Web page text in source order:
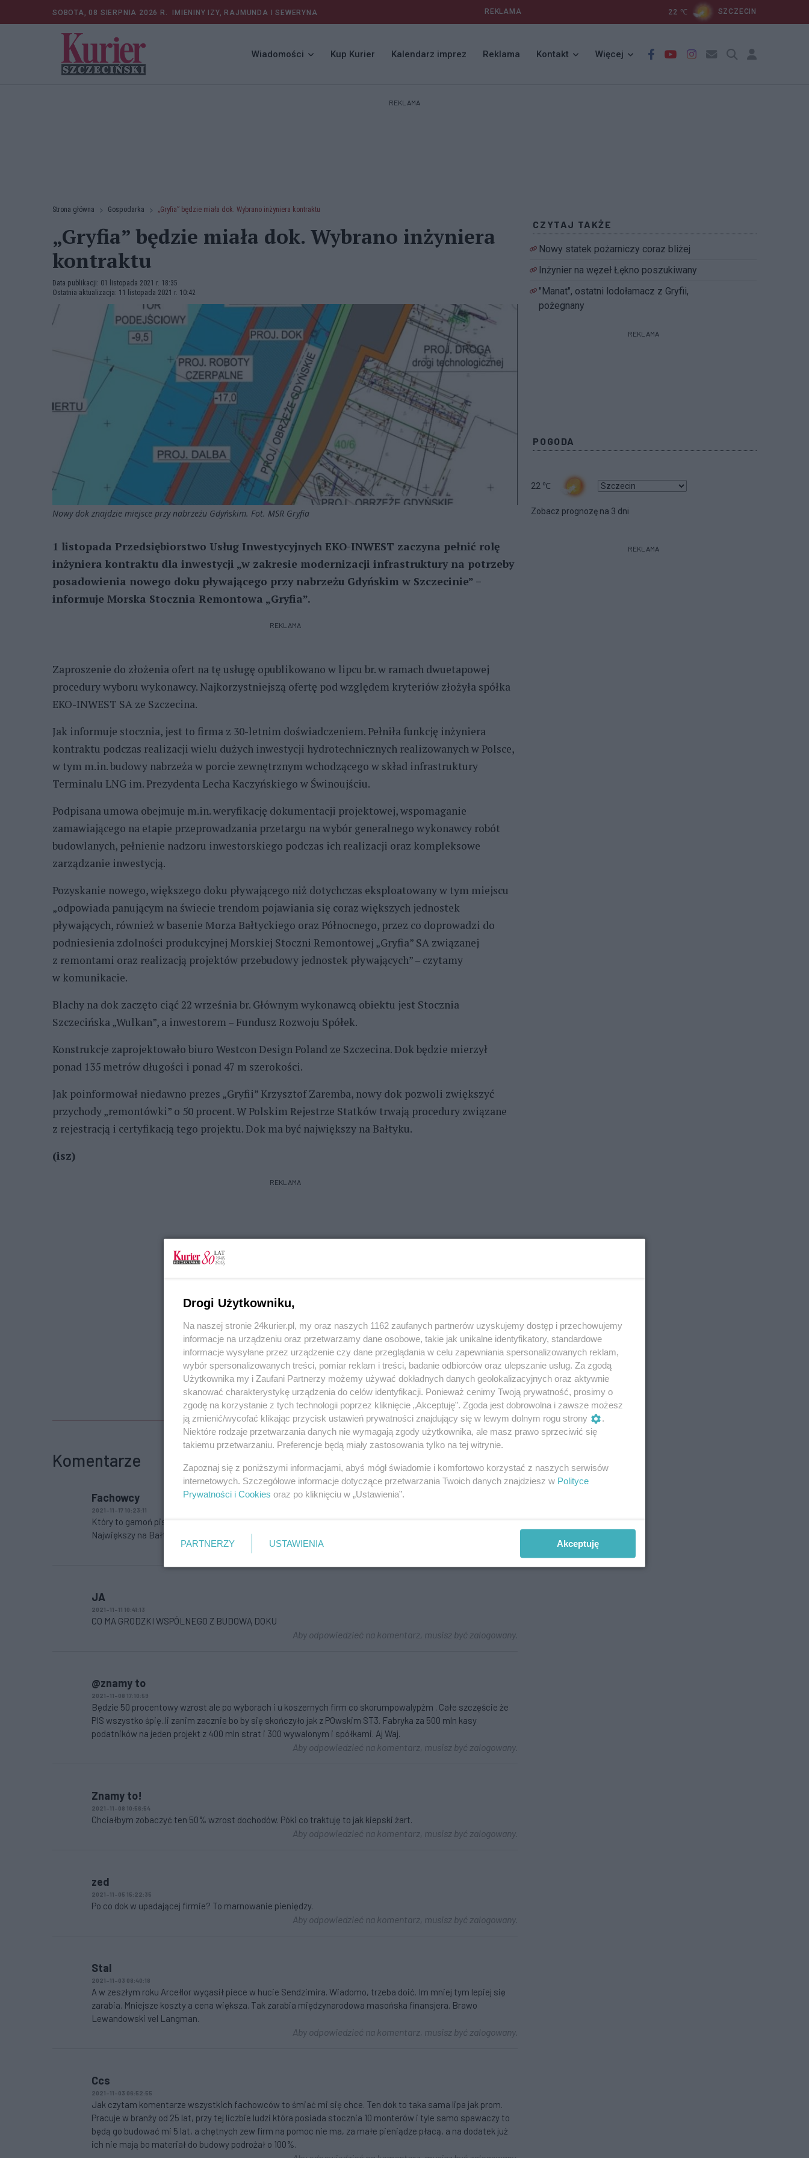
SOBOTA, 08 SIERPNIA 2026 R. IMIENINY IZY, RAJMUNDA I SEWERYNA REKLAMA 22 ℃ SZCZECIN
Wiadomości Kup Kurier Kalendarz imprez Reklama Kontakt Więcej
REKLAMA
Strona główna Gospodarka „Gryfia” będzie miała dok. Wybrano inżyniera kontraktu
„Gryfia” będzie miała dok. Wybrano inżyniera
kontraktu
Data publikacji: 01 listopada 2021 r. 18:35
Ostatnia aktualizacja: 11 listopada 2021 r. 10:42
Nowy dok znajdzie miejsce przy nabrzeżu Gdyńskim. Fot. MSR Gryfia
1 listopada Przedsiębiorstwo Usług Inwestycyjnych EKO-INWEST zaczyna pełnić rolę
inżyniera kontraktu dla inwestycji „w zakresie modernizacji infrastruktury na potrzeby
posadowienia nowego doku pływającego przy nabrzeżu Gdyńskim w Szczecinie” –
informuje Morska Stocznia Remontowa „Gryfia”.
REKLAMA
Zaproszenie do złożenia ofert na tę usługę opublikowano w lipcu br. w ramach dwuetapowej
procedury wyboru wykonawcy. Najkorzystniejszą ofertę pod względem kryteriów złożyła spółka
EKO-INWEST SA ze Szczecina.
Jak informuje stocznia, jest to firma z 30-letnim doświadczeniem. Pełniła funkcję inżyniera
kontraktu podczas realizacji wielu dużych inwestycji hydrotechnicznych realizowanych w Polsce,
w tym m.in. budowy nabrzeża w porcie zewnętrznym wchodzącego w skład infrastruktury
Terminalu LNG im. Prezydenta Lecha Kaczyńskiego w Świnoujściu.
Podpisana umowa obejmuje m.in. weryfikację dokumentacji projektowej, wspomaganie
zamawiającego na etapie przeprowadzania przetargu na wybór generalnego wykonawcy robót
budowlanych, pełnienie nadzoru inwestorskiego podczas ich realizacji oraz kompleksowe
zarządzanie inwestycją.
Pozyskanie nowego, większego doku pływającego niż dotychczas eksploatowany w tym miejscu
„odpowiada panującym na świecie trendom pojawiania się coraz większych jednostek
pływających, również w basenie Morza Bałtyckiego oraz Północnego, przez co doprowadzi do
podniesienia zdolności produkcyjnej Morskiej Stoczni Remontowej „Gryfia” SA związanej
z remontami oraz realizacją projektów przebudowy jednostek pływających” – czytamy
w komunikacie.
Blachy na dok zaczęto ciąć 22 września br. Głównym wykonawcą obiektu jest Stocznia
Szczecińska „Wulkan”, a inwestorem – Fundusz Rozwoju Spółek.
Konstrukcje zaprojektowało biuro Westcon Design Poland ze Szczecina. Dok będzie mierzył
ponad 135 metrów długości i ponad 47 m szerokości.
Jak poinformował niedawno prezes „Gryfii” Krzysztof Zaremba, nowy dok pozwoli zwiększyć
przychody „remontówki” o 50 procent. W Polskim Rejestrze Statków trwają procedury związane
z rejestracją i certyfikacją tego projektu. Dok ma być największy na Bałtyku.
(isz)
REKLAMA
Komentarze
Fachowcy
2021-11-17 10:23:11
Który to gamoń pisze takie brednie, albo który przekazuje te brednie. No więc jaka długość tego doku ?
Największy na Bałtyku 135 m . Pomyśl zanim coś napiszesz.
Aby odpowiedzieć na komentarz, musisz być zalogowany.
JA
2021-11-11 10:41:13
CO MA GRODZKI WSPÓLNEGO Z BUDOWĄ DOKU
Aby odpowiedzieć na komentarz, musisz być zalogowany.
@znamy to
2021-11-08 17:10:59
Będzie 50 procentowy wzrost ale po wyborach i u koszernych firm co skorumpowalypżm . Całe szczęście że
PIS wszystko śpię..li zanim zacznie bo by się skończyło jak z POwskim ST3. Fabryka za 500 mln kasy
podatników na jeden projekt z 400 mln strat i 300 wywalonym i spółkami. Aj Waj.
Aby odpowiedzieć na komentarz, musisz być zalogowany.
Znamy to!
2021-11-08 10:56:54
Chciałbym zobaczyć ten 50% wzrost dochodów. Póki co traktuję to jak kiepski żart.
Aby odpowiedzieć na komentarz, musisz być zalogowany.
zed
2021-11-05 15:22:35
Po co dok w upadającej firmie? To marnowanie pieniędzy.
Aby odpowiedzieć na komentarz, musisz być zalogowany.
Stal
2021-11-03 08:40:18
A w zeszłym roku Arcełlor wygasił piece w hucie Sendzimira. Wiadomo, trzeba doić. Im mniej tym lepiej się
zarabia. Mniejsze koszty a cena większa. Tak zarabia międzynarodowa masońska finansjera. Brawo
Lewandowski vel Langman.
Aby odpowiedzieć na komentarz, musisz być zalogowany.
Ccs
2021-11-03 06:52:55
Jak czytam komentarze wszystkich fachowców to śmiać mi się chce. Ten dok to taka sama lipa jak prom.
Pracuje w branży od 25 lat, przy tej liczbie ludzi która posiada stocznia 10 monterów i tyle samo spawaczy to
będą go budować mi 5 lat, a chętnych zew firm na pomoc nie ma, za małe pieniądze płacą, a na dodatek już
ich nie mają bo materiał do budowy podrożał o 100%.
CZYTAJ TAKŻE
Nowy statek pożarniczy coraz bliżej
Inżynier na węzeł Łękno poszukiwany
"Manat", ostatni lodołamacz z Gryfii,
pożegnany
REKLAMA
POGODA
22 ℃
Zobacz prognozę na 3 dni
REKLAMA
Drogi Użytkowniku,
Na naszej stronie 24kurier.pl, my oraz naszych 1162 zaufanych partnerów uzyskujemy dostęp i przechowujemy
informacje na urządzeniu oraz przetwarzamy dane osobowe, takie jak unikalne identyfikatory, standardowe
informacje wysyłane przez urządzenie czy dane przeglądania w celu zapewniania spersonalizowanych reklam,
wybór spersonalizowanych treści, pomiar reklam i treści, badanie odbiorców oraz ulepszanie usług. Za zgodą
Użytkownika my i Zaufani Partnerzy możemy używać dokładnych danych geolokalizacyjnych oraz aktywnie
skanować charakterystykę urządzenia do celów identyfikacji. Ponieważ cenimy Twoją prywatność, prosimy o
zgodę na korzystanie z tych technologii poprzez kliknięcie „Akceptuję”. Zgoda jest dobrowolna i zawsze możesz
ją zmienić/wycofać klikając przycisk ustawień prywatności znajdujący się w lewym dolnym rogu strony
.
Niektóre rodzaje przetwarzania danych nie wymagają zgody użytkownika, ale masz prawo sprzeciwić się
takiemu przetwarzaniu. Preferencje będą miały zastosowania tylko na tej witrynie.
Zapoznaj się z poniższymi informacjami, abyś mógł świadomie i komfortowo korzystać z naszych serwisów
internetowych. Szczegółowe informacje dotyczące przetwarzania Twoich danych znajdziesz w Polityce
Prywatności i Cookies oraz po kliknięciu w „Ustawienia”.
PARTNERZY USTAWIENIA Akceptuję